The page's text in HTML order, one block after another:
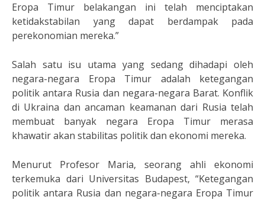
Eropa Timur belakangan ini telah menciptakan
ketidakstabilan yang dapat berdampak pada
perekonomian mereka.”
Salah satu isu utama yang sedang dihadapi oleh
negara-negara Eropa Timur adalah ketegangan
politik antara Rusia dan negara-negara Barat. Konflik
di Ukraina dan ancaman keamanan dari Rusia telah
membuat banyak negara Eropa Timur merasa
khawatir akan stabilitas politik dan ekonomi mereka.
Menurut Profesor Maria, seorang ahli ekonomi
terkemuka dari Universitas Budapest, “Ketegangan
politik antara Rusia dan negara-negara Eropa Timur